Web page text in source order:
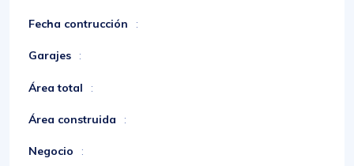
Fecha contrucción :
Garajes :
Área total :
Área construida :
Negocio :